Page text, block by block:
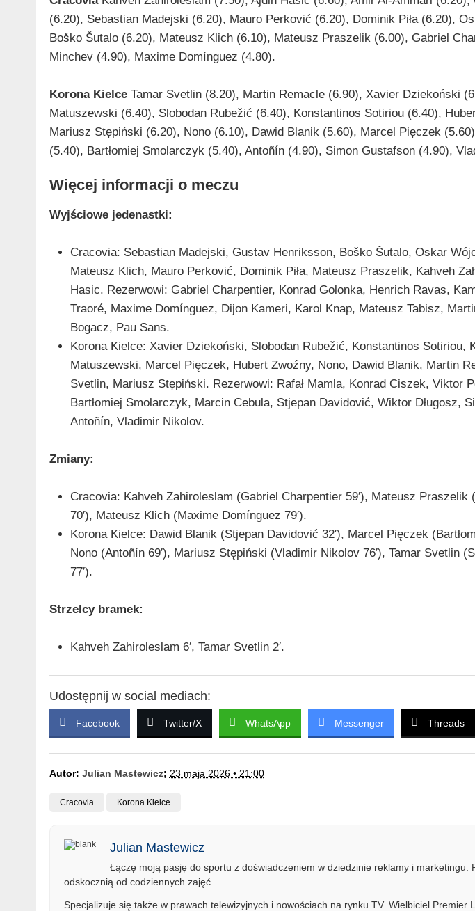
(6.20), Sebastian Madejski (6.20), Mauro Perković (6.20), Dominik Piła (6.20),
Boško Šutalo (6.20), Mateusz Klich (6.10), Mateusz Praszelik (6.00), Gabriel
Minchev (4.90), Maxime Domínguez (4.80).
Korona KielceTamar Svetlin (8.20), Martin Remacle (6.90), Xavier Dziekoński
Matuszewski (6.40), Slobodan Rubežić (6.40), Konstantinos Sotiriou (6.40),
Mariusz Stępiński (6.20), Nono (6.10), Dawid Blanik (5.60), Marcel Pięczek
(5.40), Bartłomiej Smolarczyk (5.40), Antoñín (4.90), Simon Gustafson (4.90),
Więcej informacji o meczu
Wyjściowe jedenastki:
Cracovia: Sebastian Madejski, Gustav Henriksson, Boško Šutalo, Oskar
Mateusz Klich, Mauro Perković, Dominik Piła, Mateusz Praszelik, Kahveh
Hasic. Rezerwowi: Gabriel Charpentier, Konrad Golonka, Henrich Ravas,
Traoré, Maxime Domínguez, Dijon Kameri, Karol Knap, Mateusz Tabisz,
Bogacz, Pau Sans.
Korona Kielce: Xavier Dziekoński, Slobodan Rubežić, Konstantinos Sotiriou,
Matuszewski, Marcel Pięczek, Hubert Zwoźny, Nono, Dawid Blanik, Martin
Svetlin, Mariusz Stępiński. Rezerwowi: Rafał Mamla, Konrad Ciszek, Viktor
Bartłomiej Smolarczyk, Marcin Cebula, Stjepan Davidović, Wiktor Długosz,
Antoñín, Vladimir Nikolov.
Zmiany:
Cracovia: Kahveh Zahiroleslam (Gabriel Charpentier 59′), Mateusz Praszelik
70′), Mateusz Klich (Maxime Domínguez 79′).
Korona Kielce: Dawid Blanik (Stjepan Davidović 32′), Marcel Pięczek
Nono (Antoñín 69′), Mariusz Stępiński (Vladimir Nikolov 76′), Tamar Svetlin
77′).
Strzelcy bramek:
Kahveh Zahiroleslam 6′, Tamar Svetlin 2′.
Udostępnij w social mediach:
Facebook Twitter/X WhatsApp Messenger Threads
Autor: Julian Mastewicz; 23 maja 2026 • 21:00
Cracovia Korona Kielce
Julian Mastewicz
Łączę moją pasję do sportu z doświadczeniem w dziedzinie reklamy i marketingu.
odskocznią od codziennych zajęć.
Specjalizuje się także w prawach telewizyjnych i nowościach na rynku TV. Wielbiciel Premier